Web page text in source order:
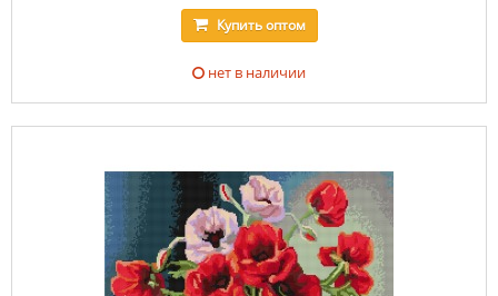
Купитьоптом
нет в наличии